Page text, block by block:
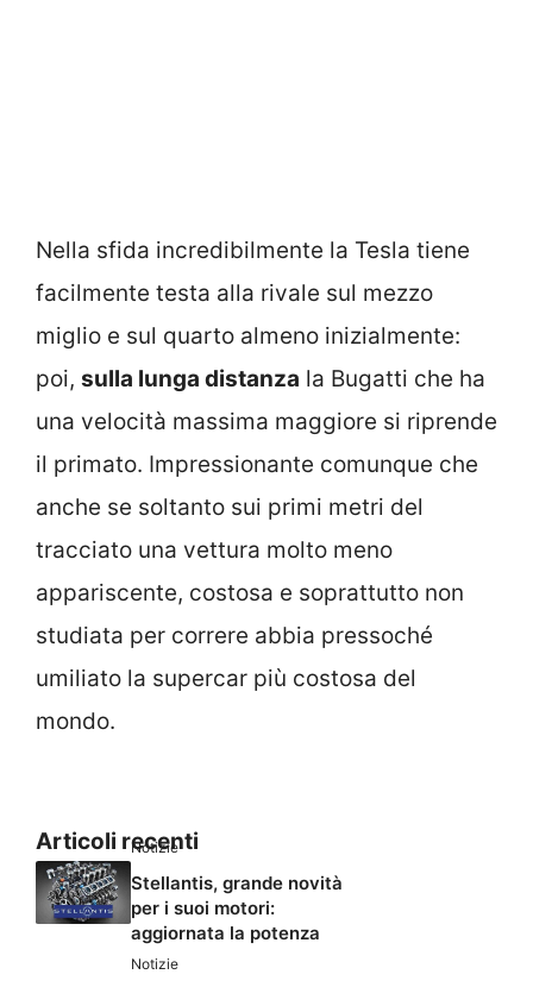
Nella sfida incredibilmente la Tesla tiene
facilmente testa alla rivale sul mezzo
miglio e sul quarto almeno inizialmente:
poi, sulla lunga distanza la Bugatti che ha
una velocità massima maggiore si riprende
il primato. Impressionante comunque che
anche se soltanto sui primi metri del
tracciato una vettura molto meno
appariscente, costosa e soprattutto non
studiata per correre abbia pressoché
umiliato la supercar più costosa del
mondo.
Articoli recenti
Notizie
Stellantis, grande novità
per i suoi motori:
aggiornata la potenza
Notizie